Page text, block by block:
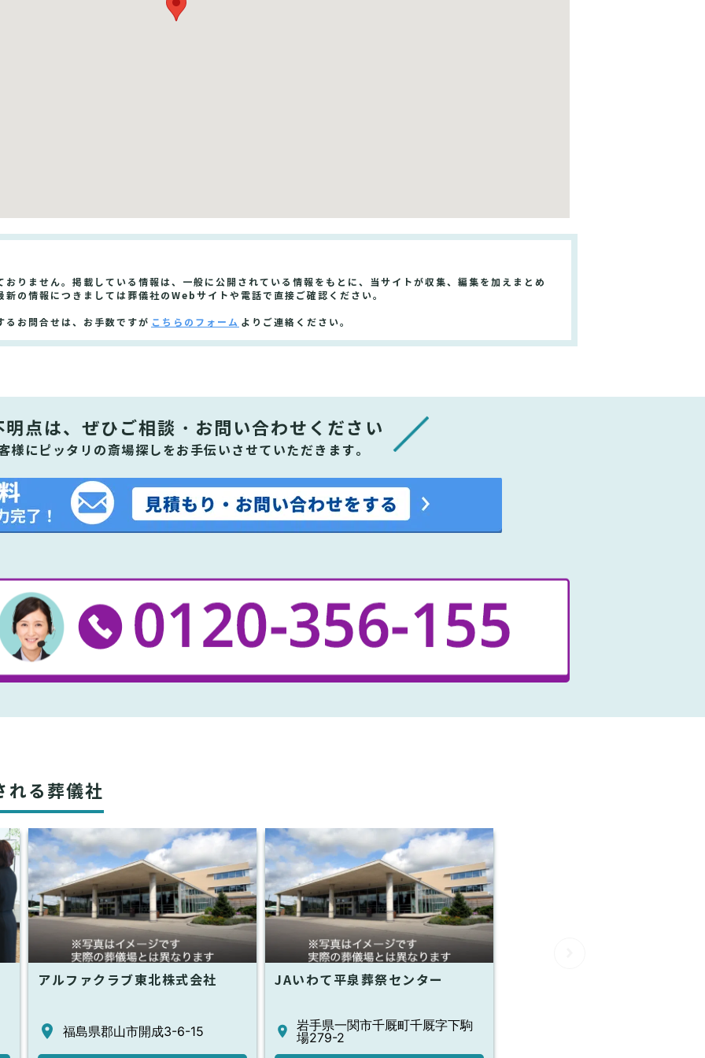
りません。掲載している情報は、一般に公開されている情報をもとに、当サイトが収集、編集を加えまとめ
の情報につきましては葬儀社のWebサイトや電話で直接ご確認ください。
るお問合せは、お手数ですが こちらのフォーム よりご連絡ください。
明点は、ぜひ ご相談・お問い合わせください
様にピッタリの斎場探しをお手伝いさせていただきます。
れる葬儀社
アルファクラブ東北株式会社
福島県郡山市開成3-6-15
JAいわて平泉葬祭センター
岩手県一関市千厩町千厩字下駒
場279-2